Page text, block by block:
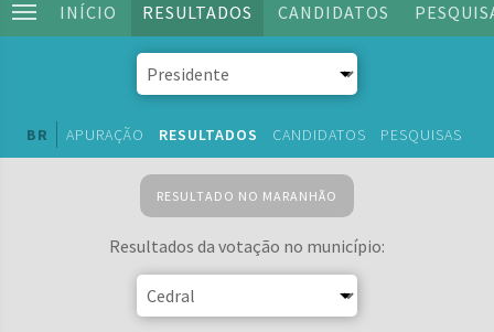
INÍCIO RESULTADOS CANDIDATOS
BR APURAÇÃO RESULTADOS CANDIDATOS PESQUISAS
RESULTADO NO MARANHÃO
Resultados da votação no município: